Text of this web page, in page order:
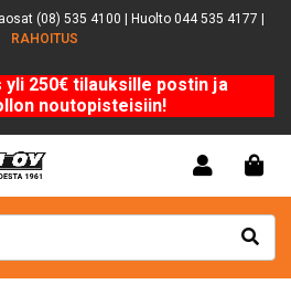
(08) 535 4100 | Huolto 044 535 4177 |
RAHOITUS
250€ tilauksille postin ja
noutopisteisiin!